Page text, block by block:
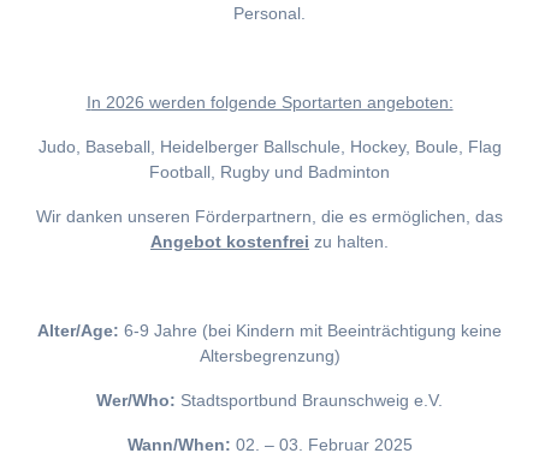
Personal.
In 2026 werden folgende Sportarten angeboten:
Judo, Baseball, Heidelberger Ballschule, Hockey, Boule, Flag
Football, Rugby und Badminton
Wir danken unseren Förderpartnern, die es ermöglichen, das
Angebot kostenfrei zu halten.
Alter/Age: 6-9 Jahre (bei Kindern mit Beeinträchtigung keine
Altersbegrenzung)
Wer/Who: Stadtsportbund Braunschweig e.V.
Wann/When: 02. – 03. Februar 2025